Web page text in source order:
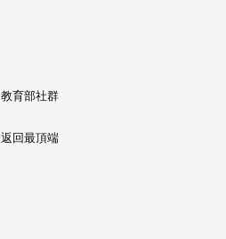
教育部社群
返回最頂端